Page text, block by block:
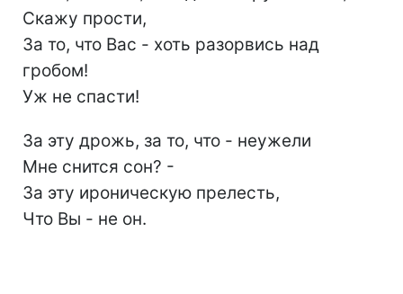
Скажу прости,
За то, что Вас - хоть разорвись над
гробом!
Уж не спасти!
За эту дрожь, за то, что - неужели
Мне снится сон? -
За эту ироническую прелесть,
Что Вы - не он.